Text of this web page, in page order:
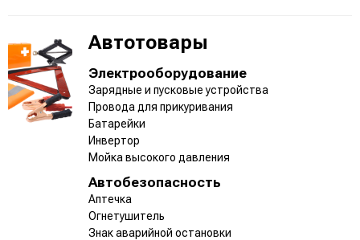
Автотовары
Электрооборудование
Зарядные и пусковые устройства
Провода для прикуривания
Батарейки
Инвертор
Мойка высокого давления
Автобезопасность
Аптечка
Огнетушитель
Знак аварийной остановки